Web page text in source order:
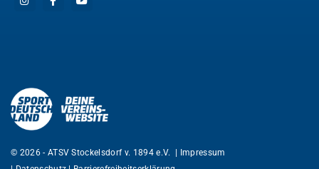
© 2026 - ATSV Stockelsdorf v. 1894 e.V. |
Impressum